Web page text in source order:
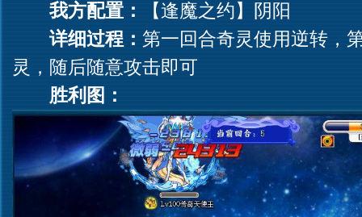
我方配置：
【逢魔之约】阴阳
详细过程： 第一回合奇灵使用逆转，
灵，随后随意攻击即可
胜利图：